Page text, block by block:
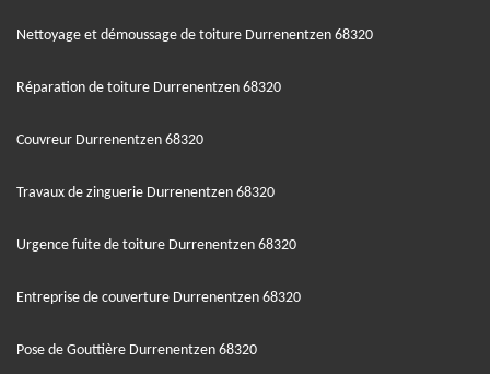
Nettoyage et démoussage de toiture Durrenentzen 68320
Réparation de toiture Durrenentzen 68320
Couvreur Durrenentzen 68320
Travaux de zinguerie Durrenentzen 68320
Urgence fuite de toiture Durrenentzen 68320
Entreprise de couverture Durrenentzen 68320
Pose de Gouttière Durrenentzen 68320